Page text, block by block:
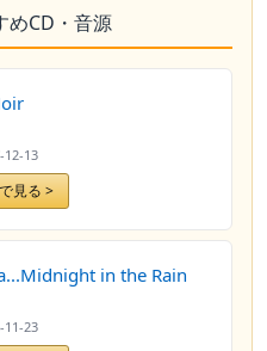
めCD・音源
12-13
見る >
in the Rain
11-23